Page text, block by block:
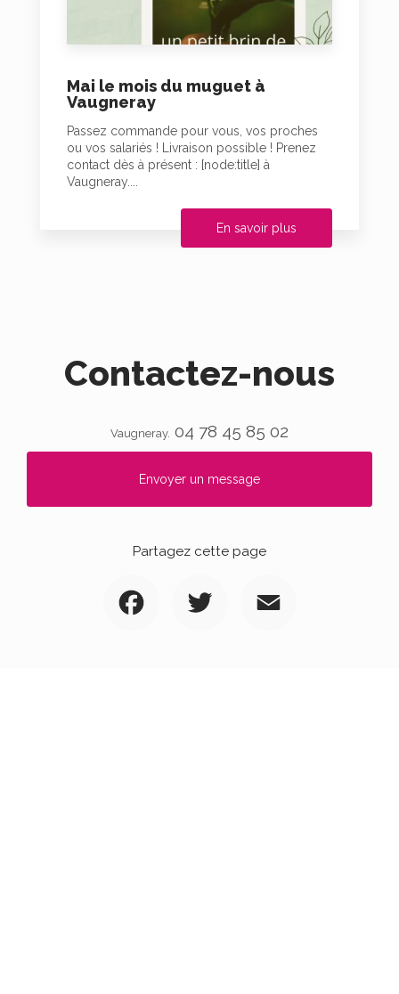
Mai le mois du muguet à
Vaugneray
Passez commande pour vous, vos proches
ou vos salariés ! Livraison possible ! Prenez
contact dès à présent : [node:title] à
Vaugneray....
En savoir plus
Contactez-nous
Vaugneray. 04 78 45 85 02
Envoyer un message
Partagez cette page